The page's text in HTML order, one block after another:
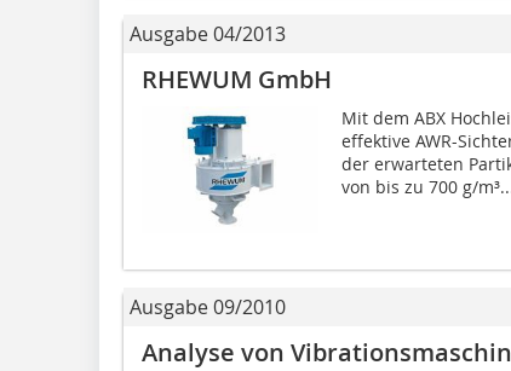
Ausgabe 04/2013
RHEWUM GmbH
Mit dem ABX
effektive AWR-
der erwarteten
von bis zu 700 g/
Ausgabe 09/2010
Analyse von